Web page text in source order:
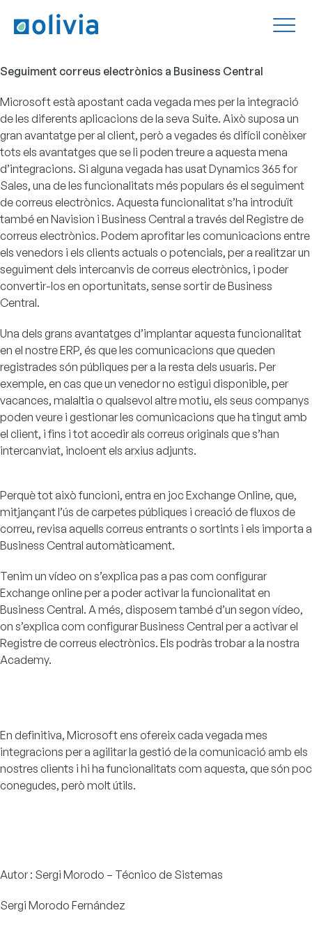
Seguiment correus electrònics a Business Central
Microsoft està apostant cada vegada mes per la integració
de les diferents aplicacions de la seva Suite. Això suposa un
gran avantatge per al client, però a vegades és difícil conèixer
tots els avantatges que se li poden treure a aquesta mena
d’integracions. Si alguna vegada has usat Dynamics 365 for
Sales, una de les funcionalitats més populars és el seguiment
de correus electrònics. Aquesta funcionalitat s’ha introduït
també en Navision i Business Central a través del Registre de
correus electrònics. Podem aprofitar les comunicacions entre
els venedors i els clients actuals o potencials, per a realitzar un
seguiment dels intercanvis de correus electrònics, i poder
convertir-los en oportunitats, sense sortir de Business
Central.
Una dels grans avantatges d’implantar aquesta funcionalitat
en el nostre ERP, és que les comunicacions que queden
registrades són públiques per a la resta dels usuaris. Per
exemple, en cas que un venedor no estigui disponible, per
vacances, malaltia o qualsevol altre motiu, els seus companys
poden veure i gestionar les comunicacions que ha tingut amb
el client, i fins i tot accedir als correus originals que s’han
intercanviat, incloent els arxius adjunts.
Perquè tot això funcioni, entra en joc Exchange Online, que,
mitjançant l’ús de carpetes públiques i creació de fluxos de
correu, revisa aquells correus entrants o sortints i els importa a
Business Central automàticament.
Tenim un vídeo on s’explica pas a pas com configurar
Exchange online per a poder activar la funcionalitat en
Business Central. A més, disposem també d’un segon vídeo,
on s’explica com configurar Business Central per a activar el
Registre de correus electrònics. Els podràs trobar a la nostra
Academy.
En definitiva, Microsoft ens ofereix cada vegada mes
integracions per a agilitar la gestió de la comunicació amb els
nostres clients i hi ha funcionalitats com aquesta, que són poc
conegudes, però molt útils.
Autor : Sergi Morodo – Técnico de Sistemas
Sergi Morodo Fernández